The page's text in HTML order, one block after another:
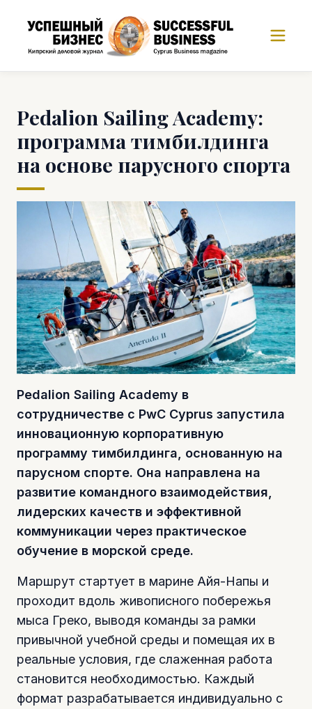
Pedalion Sailing Academy:
программа тимбилдинга
на основе парусного спорта
Pedalion Sailing Academy в
сотрудничестве с PwC Cyprus запустила
инновационную корпоративную
программу тимбилдинга, основанную на
парусном спорте. Она направлена на
развитие командного взаимодействия,
лидерских качеств и эффективной
коммуникации через практическое
обучение в морской среде.
Маршрут стартует в марине Айя-Напы и
проходит вдоль живописного побережья
мыса Греко, выводя команды за рамки
привычной учебной среды и помещая их в
реальные условия, где слаженная работа
становится необходимостью. Каждый
формат разрабатывается индивидуально с